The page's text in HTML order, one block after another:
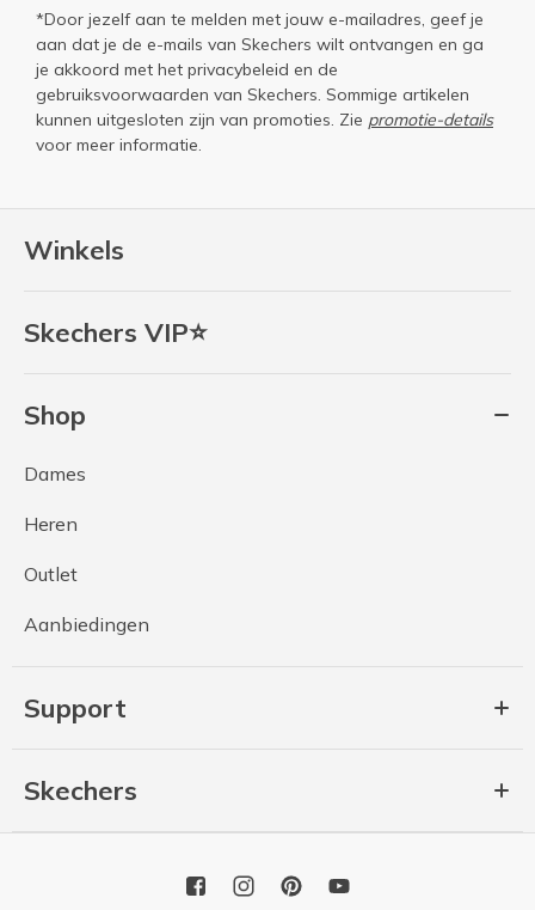
Winkels
Skechers VIP⭐
Shop
Dames
Heren
Outlet
Aanbiedingen
Support
Skechers
*Door jezelf aan te melden met jouw e-mailadres, geef je
aan dat je de e-mails van Skechers wilt ontvangen en ga
je akkoord met het privacybeleid en de
gebruiksvoorwaarden van Skechers. Sommige artikelen
kunnen uitgesloten zijn van promoties. Zie promotie-details
voor meer informatie.